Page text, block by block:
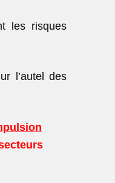
les risques
l’autel des